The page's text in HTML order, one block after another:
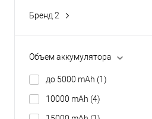
Бренд 2
Объем аккумулятора
до 5000 mAh (1)
10000 mAh (4)